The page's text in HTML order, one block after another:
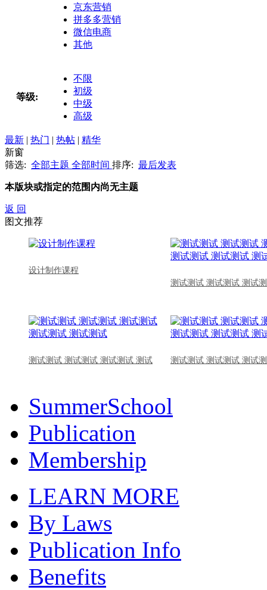
京东营销
拼多多营销
微信电商
其他
等级:
不限
初级
中级
高级
最新 | 热门 | 热帖 | 精华
新窗
筛选: 全部主题 全部时间 排序: 最后发表
本版块或指定的范围内尚无主题
返 回
图文推荐
设计制作课程
测试测试 测试测试 测试
测试测试 测试测试 测试测试 测试 测试测试 测试测试 测试
SummerSchool
Publication
Membership
LEARN MORE
By Laws
Publication Info
Benefits